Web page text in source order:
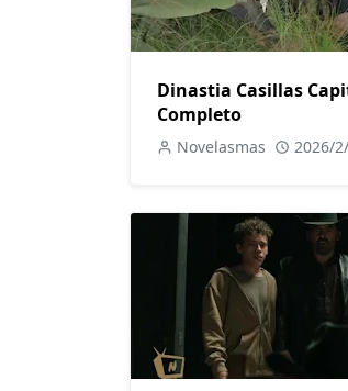
Dinastia Casillas
Completo
Novelasmas 2026/